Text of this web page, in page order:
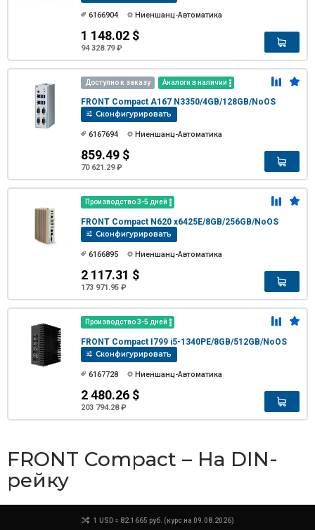
6166904 Ниеншанц-Автоматика
1 148.02 $
94 328.79 ₽
Доступно к заказу Аналоги в наличии
FRONT Compact A167 N3350/4GB/128GB/NoOS
Сконфигурировать
6167694 Ниеншанц-Автоматика
859.49 $
70 621.29 ₽
Производство 3-5 дней
FRONT Compact N620 x6425E/8GB/256GB/NoOS
Сконфигурировать
6166895 Ниеншанц-Автоматика
2 117.31 $
173 971.95 ₽
Производство 3-5 дней
FRONT Compact I799 i5-1340PE/8GB/512GB/NoOS
Сконфигурировать
6167728 Ниеншанц-Автоматика
2 480.26 $
203 794.28 ₽
FRONT Compact – На DIN-
рейку
1 USD = 82.1665 руб. (курс на 09.08.2026)